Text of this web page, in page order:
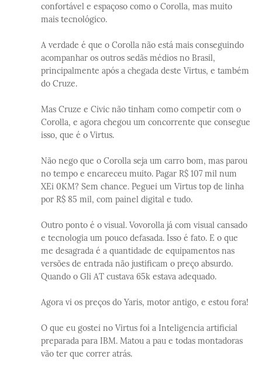
confortável e espaçoso como o Corolla, mas muito
mais tecnológico.
A verdade é que o Corolla não está mais conseguindo
acompanhar os outros sedãs médios no Brasil,
principalmente após a chegada deste Virtus, e também
do Cruze.
Mas Cruze e Civic não tinham como competir com o
Corolla, e agora chegou um concorrente que consegue
isso, que é o Virtus.
Não nego que o Corolla seja um carro bom, mas parou
no tempo e encareceu muito. Pagar R$ 107 mil num
XEi 0KM? Sem chance. Peguei um Virtus top de linha
por R$ 85 mil, com painel digital e tudo.
Outro ponto é o visual. Vovorolla já com visual cansado
e tecnologia um pouco defasada. Isso é fato. E o que
me desagrada é a quantidade de equipamentos nas
versões de entrada não justificam o preço absurdo.
Quando o Gli AT custava 65k estava adequado.
Agora vi os preços do Yaris, motor antigo, e estou fora!
O que eu gostei no Virtus foi a Inteligencia artificial
preparada para IBM. Matou a pau e todas montadoras
vão ter que correr atrás.